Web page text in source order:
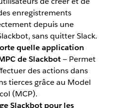
enregistrements
depuis une
sans quitter Slack.
quelle application
de Slackbot— Permet
des actions dans
tierces grâce au Model
(MCP).
Slackbot pour les